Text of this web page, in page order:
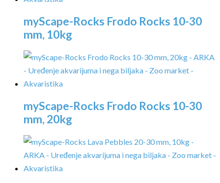
myScape-Rocks Frodo Rocks 10-30
mm, 10kg
myScape-Rocks Frodo Rocks 10-30
mm, 20kg